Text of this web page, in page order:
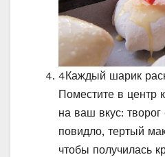
4Каждый шарик
Поместите в центр
на ваш вкус:
повидло, тертый
чтобы получилась